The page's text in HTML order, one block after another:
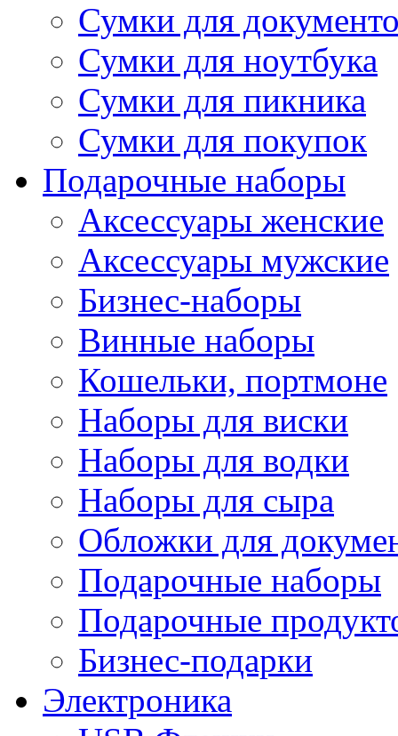
Сумки для
Сумки для ноутбука
Сумки для пикника
Сумки для покупок
Подарочные наборы
Аксессуары женские
Аксессуары мужские
Бизнес-наборы
Винные наборы
Кошельки, портмоне
Наборы для виски
Наборы для водки
Наборы для сыра
Обложки для
Подарочные наборы
Подарочные
Бизнес-подарки
Электроника